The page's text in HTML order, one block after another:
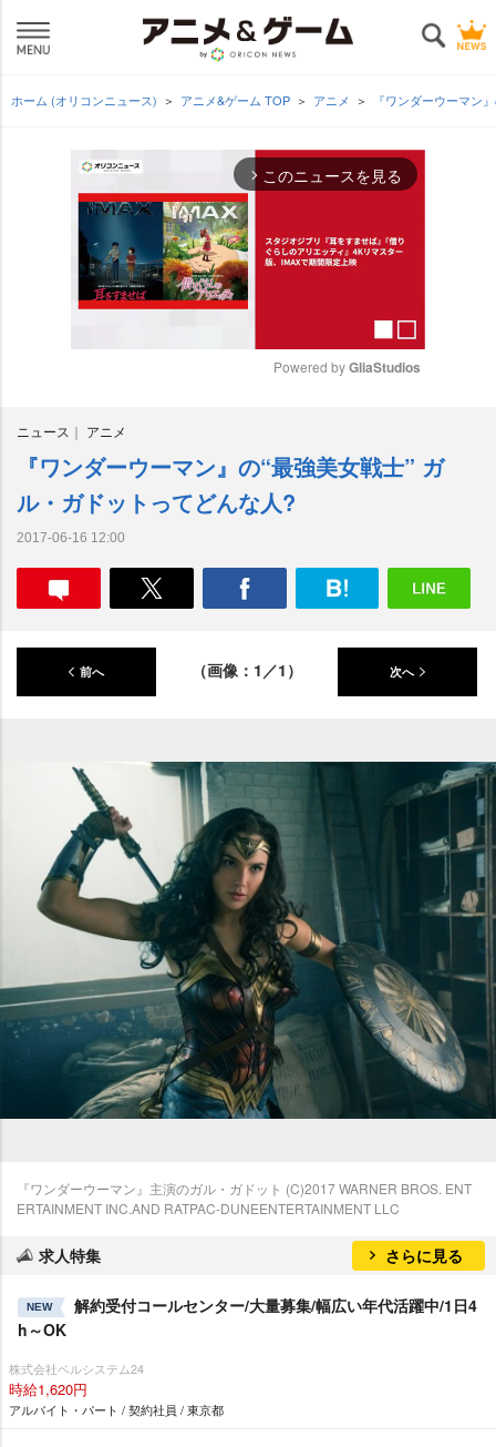
ホーム (オリコンニュース) アニメ&ゲーム TOP アニメ 『ワンダーウーマン
arrow_forward_ios このニュースを見る
t
e
Powered by GliaStudios
ニュース アニメ
『ワンダーウーマン』の“最強美女戦士” ガ
ル・ガドットってどんな人?
2017-06-16 12:00
前へ （画像：1／1） 次へ
『ワンダーウーマン』主演のガル・ガドット (C)2017 WARNER BROS. ENT
ERTAINMENT INC.AND RATPAC-DUNEENTERTAINMENT LLC
求人特集 さらに見る
NEW
解約受付コールセンター/大量募集/幅広い年代活躍中/1日4
h～OK
株式会社ベルシステム24
時給1,620円
アルバイト・パート / 契約社員 / 東京都